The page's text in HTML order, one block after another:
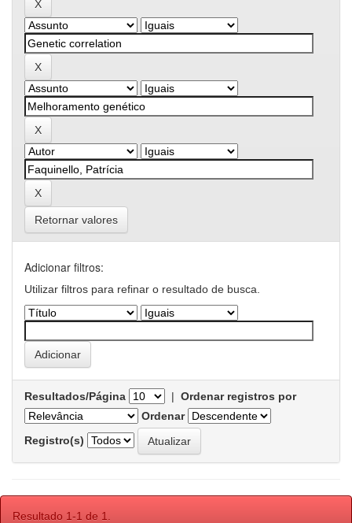
Retornar valores
Adicionar filtros:
Utilizar filtros para refinar o resultado de busca.
Resultados/Página | Ordenar registros por
Ordenar
Registro(s)
Resultado 1-1 de 1.